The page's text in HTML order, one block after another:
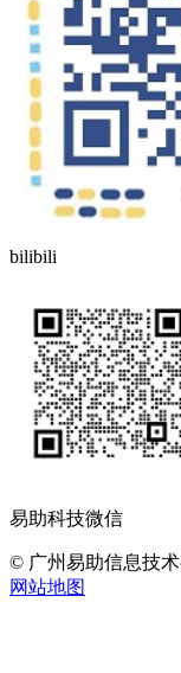
bilibili
易助科技微信
© 广州易助信息技术
网站地图